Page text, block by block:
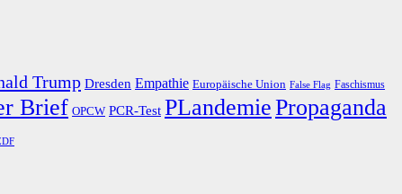
Trump Dresden Empathie Europäische Union False Flag Faschismus
Brief OPCW PCR-Test PLandemiePropaganda